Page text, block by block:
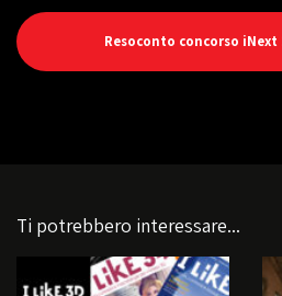
Resoconto concorso
Ti potrebbero interessare...